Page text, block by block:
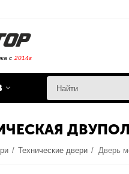
с 2014г
/ Технические двери /